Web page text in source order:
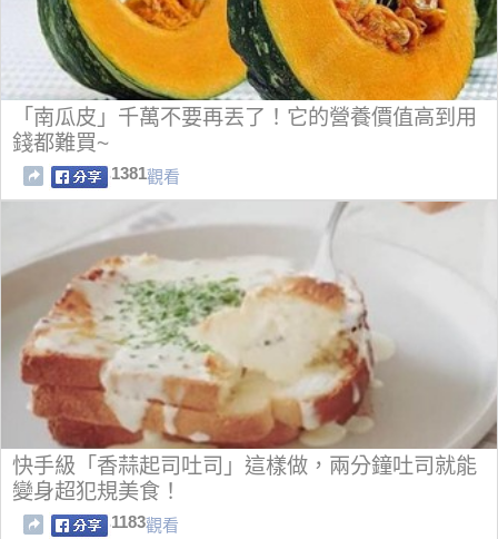
「南瓜皮」千萬不要再丟了！它的營養價值高到用
錢都難買~
1381觀看
快手級「香蒜起司吐司」這樣做，兩分鐘吐司就能
變身超犯規美食！
1183觀看